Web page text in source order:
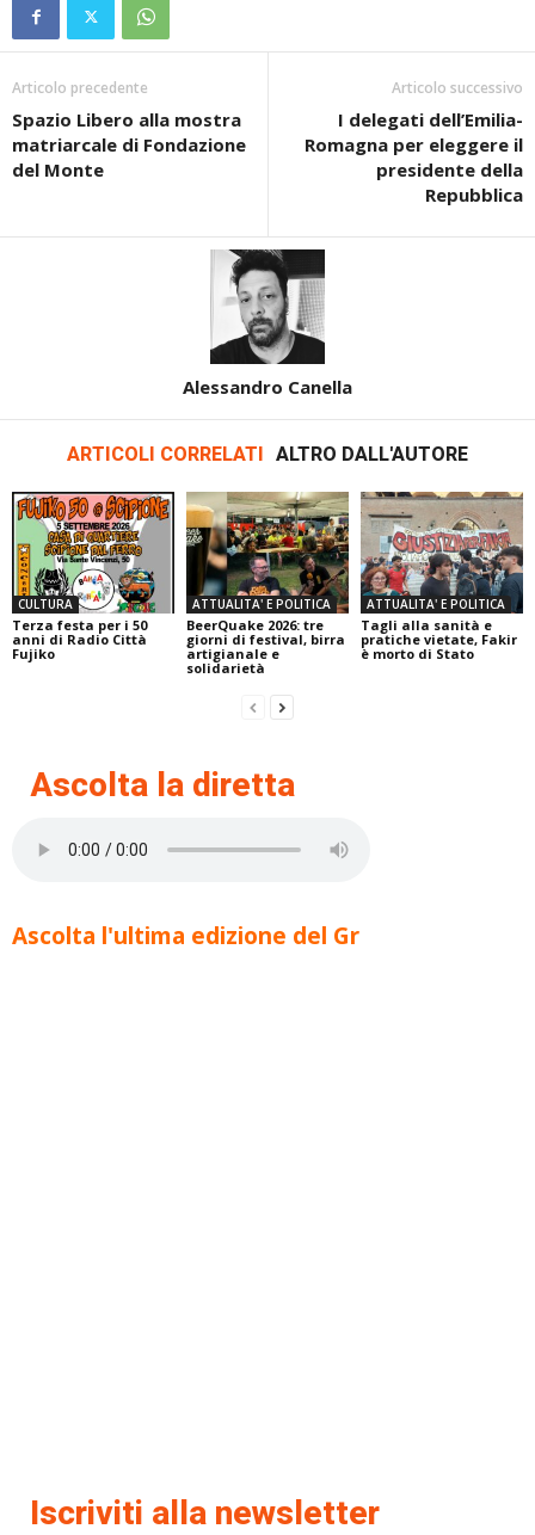
Articolo precedente
Spazio Libero alla mostra
matriarcale di Fondazione
del Monte
Articolo successivo
I delegati dell’Emilia-
Romagna per eleggere il
presidente della
Repubblica
Alessandro Canella
ARTICOLI CORRELATI ALTRO DALL'AUTORE
CULTURA
Terza festa per i 50
anni di Radio Città
Fujiko
ATTUALITA' E POLITICA
BeerQuake 2026: tre
giorni di festival, birra
artigianale e
solidarietà
ATTUALITA' E POLITICA
Tagli alla sanità e
pratiche vietate, Fakir
è morto di Stato
Ascolta la diretta
Ascolta l'ultima edizione del Gr
Iscriviti alla newsletter